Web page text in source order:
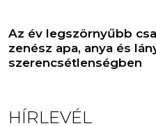
Az év legszörnyűbb
zenész apa, anya és
szerencsétlenségben
HÍRLEVÉL